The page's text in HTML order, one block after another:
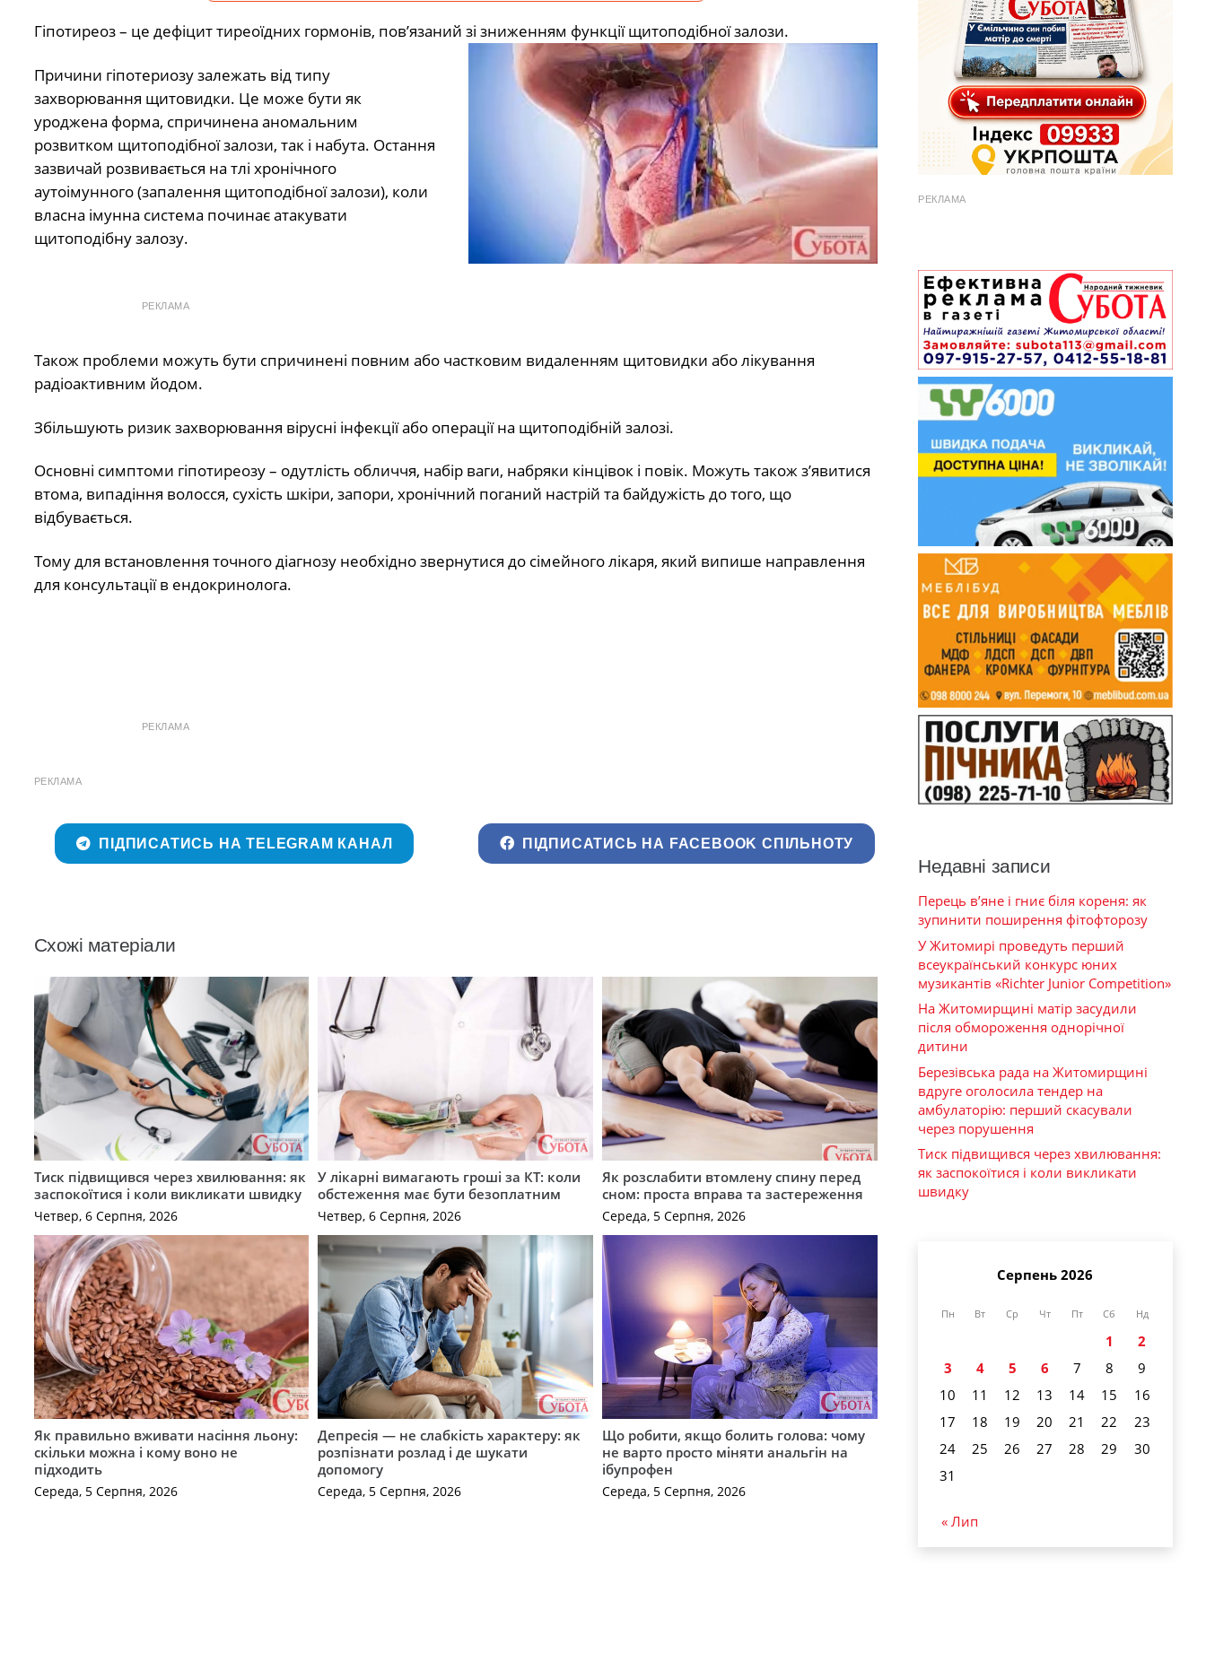
Гіпотиреоз – це дефіцит тиреоїдних гормонів, пов’язаний зі зниженням функції щитоподібної залози.
Причини гіпотериозу залежать від типу
захворювання щитовидки. Це може бути як
уроджена форма, спричинена аномальним
розвитком щитоподібної залози, так і набута. Остання
зазвичай розвивається на тлі хронічного
аутоімунного (запалення щитоподібної залози), коли
власна імунна система починає атакувати
щитоподібну залозу.
РЕКЛАМА
Також проблеми можуть бути спричинені повним або частковим видаленням щитовидки або лікування
радіоактивним йодом.
Збільшують ризик захворювання вірусні інфекції або операції на щитоподібній залозі.
Основні симптоми гіпотиреозу – одутлість обличчя, набір ваги, набряки кінцівок і повік. Можуть також з’явитися
втома, випадіння волосся, сухість шкіри, запори, хронічний поганий настрій та байдужість до того, що
відбувається.
Тому для встановлення точного діагнозу необхідно звернутися до сімейного лікаря, який випише направлення
для консультації в ендокринолога.
РЕКЛАМА
РЕКЛАМА
ПІДПИСАТИСЬ НА TELEGRAM КАНАЛ ПІДПИСАТИСЬ НА FACEBOOK СПІЛЬНОТУ
Схожі матеріали
Тиск підвищився через хвилювання: як
заспокоїтися і коли викликати швидку
Четвер, 6 Серпня, 2026
У лікарні вимагають гроші за КТ: коли
обстеження має бути безоплатним
Четвер, 6 Серпня, 2026
Як розслабити втомлену спину перед
сном: проста вправа та застереження
Середа, 5 Серпня, 2026
Як правильно вживати насіння льону:
скільки можна і кому воно не
підходить
Середа, 5 Серпня, 2026
Депресія — не слабкість характеру: як
розпізнати розлад і де шукати
допомогу
Середа, 5 Серпня, 2026
Що робити, якщо болить голова: чому
не варто просто міняти анальгін на
ібупрофен
Середа, 5 Серпня, 2026
РЕКЛАМА
Недавні записи
Перець в’яне і гниє біля кореня: як
зупинити поширення фітофторозу
У Житомирі проведуть перший
всеукраїнський конкурс юних
музикантів «Richter Junior Competition»
На Житомирщині матір засудили
після обмороження однорічної
дитини
Березівська рада на Житомирщині
вдруге оголосила тендер на
амбулаторію: перший скасували
через порушення
Тиск підвищився через хвилювання:
як заспокоїтися і коли викликати
швидку
Серпень 2026
Пн Вт Ср Чт Пт Сб Нд
1
2
3
4 5 6 7 8
9
10
11 12 13 14 15
16
17
18 19 20 21 22
23
24
25 26 27 28 29
30
31
« Лип